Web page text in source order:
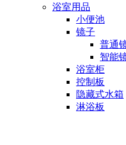
浴室用品
小便池
镜子
普通
智能
浴室柜
控制板
隐藏式水箱
淋浴板